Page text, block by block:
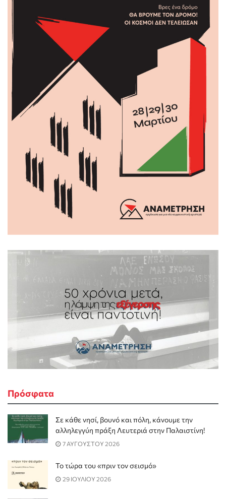
Πρόσφατα
Σε κάθε νησί, βουνό και πόλη, κάνουμε την
αλληλεγγύη πράξη Λευτεριά στην Παλαιστίνη!
7 ΑΥΓΟΥΣΤΟΥ 2026
Το τώρα του «πριν τον σεισμό»
29 ΙΟΥΛΙΟΥ 2026